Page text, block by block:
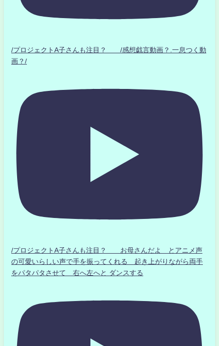
/プロジェクトA子さんも注目？ /感想戯言動画？.一息つく動
画？/
/プロジェクトA子さんも注目？ お母さんだよ とアニメ声
の可愛いらしい声で手を振ってくれる 起き上がりながら両手
をパタパタさせて 右へ左へと ダンスする